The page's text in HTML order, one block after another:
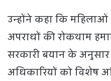
उन्होंने कहा कि
अपराधों की रोकथाम
सरकारी बयान के
अधिकारियों को विशेष